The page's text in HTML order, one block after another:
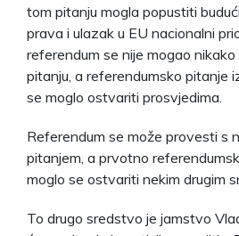
tom pitanju mogla popustiti
prava i ulazak u EU nacionalni
referendum se nije mogao
pitanju, a referendumsko pitanje
se moglo ostvariti prosvjedima.
Referendum se može provesti s
pitanjem, a prvotno
moglo se ostvariti nekim drugim
To drugo sredstvo je jamstvo